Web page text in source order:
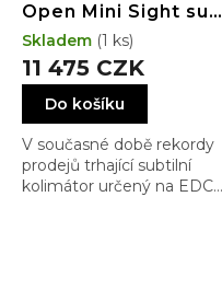
Open Mini Sight sub
compact (OMSsc)
GLASS edition Draw
4MOA Dot
(3.25MOA)
11 475 CZK
Do košíku
V současné době rekordy
prodejů trhající subtilní
kolimátor určený na EDC
Skladem (1 ks)